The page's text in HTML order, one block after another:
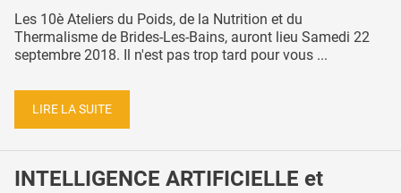
Les 10è Ateliers du Poids, de la Nutrition et du
Thermalisme de Brides-Les-Bains, auront lieu Samedi 22
septembre 2018. Il n'est pas trop tard pour vous ...
LIRE LA SUITE
INTELLIGENCE ARTIFICIELLE et